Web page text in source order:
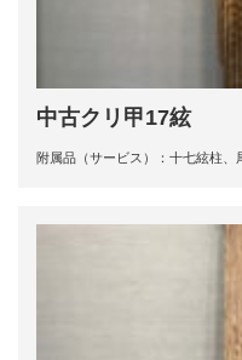
中古クリ甲17絃
附属品（サービス）：十七絃柱